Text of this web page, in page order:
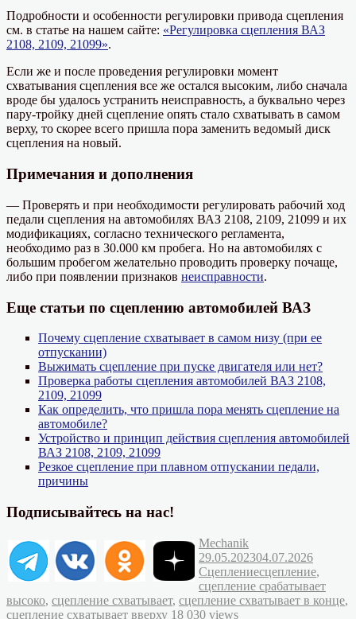
Подробности и особенности регулировки привода сцепления
см. в статье на нашем сайте: «Регулировка сцепления ВАЗ
2108, 2109, 21099».
Если же и после проведения регулировки момент
схватывания сцепления все же остался высоким, либо сначала
вроде бы удалось устранить неисправность, а буквально через
пару-тройку дней сцепление опять стало схватывать в самом
верху, то скорее всего пришла пора заменить ведомый диск
сцепления на новый.
Примечания и дополнения
— Проверять и при необходимости регулировать рабочий ход
педали сцепления на автомобилях ВАЗ 2108, 2109, 21099 и их
модификациях, согласно технического регламента,
необходимо раз в 30.000 км пробега. Но на автомобилях с
большим пробегом желательно проводить проверку почаще,
либо при появлении признаков неисправности.
Еще статьи по сцеплению автомобилей ВАЗ
Почему сцепление схватывает в самом низу (при ее
отпускании)
Выжимать сцепление при пуске двигателя или нет?
Проверка работы сцепления автомобилей ВАЗ 2108,
2109, 21099
Как определить, что пришла пора менять сцепление на
автомобиле?
Устройство и принцип действия сцепления автомобилей
ВАЗ 2108, 2109, 21099
Резкое сцепление при плавном отпускании педали,
причины
Подписывайтесь на нас!
Автор
MechanikОпубликовано
29.05.202304.07.2026
СцеплениеМетки
сцепление,
сцепление срабатывает
высоко, сцепление схватывает, сцепление схватывает в конце,
сцепление схватывает вверху 18 030 views